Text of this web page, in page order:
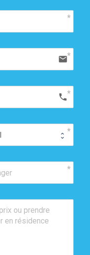
email
phone